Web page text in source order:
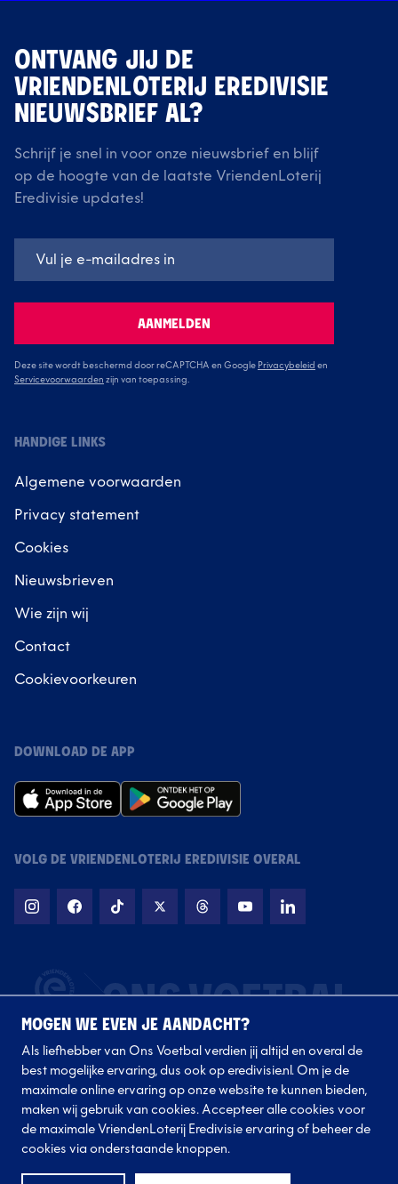
ONTVANG JIJ DE
VRIENDENLOTERIJ EREDIVISIE
NIEUWSBRIEF AL?
Schrijf je snel in voor onze nieuwsbrief en blijf
op de hoogte van de laatste VriendenLoterij
Eredivisie updates!
AANMELDEN
Deze site wordt beschermd door reCAPTCHA en Google Privacybeleid en
Servicevoorwaarden zijn van toepassing.
HANDIGE LINKS
Algemene voorwaarden
Privacy statement
Cookies
Nieuwsbrieven
Wie zijn wij
Contact
Cookievoorkeuren
DOWNLOAD DE APP
VOLG DE VRIENDENLOTERIJ EREDIVISIE OVERAL
Volg onze clubs
MOGEN WE EVEN JE AANDACHT?
Als liefhebber van Ons Voetbal verdien jij altijd en overal de
best mogelijke ervaring, dus ook op eredivisie.nl. Om je de
maximale online ervaring op onze website te kunnen bieden,
maken wij gebruik van cookies. Accepteer alle cookies voor
de maximale VriendenLoterij Eredivisie ervaring of beheer de
cookies via onderstaande knoppen.